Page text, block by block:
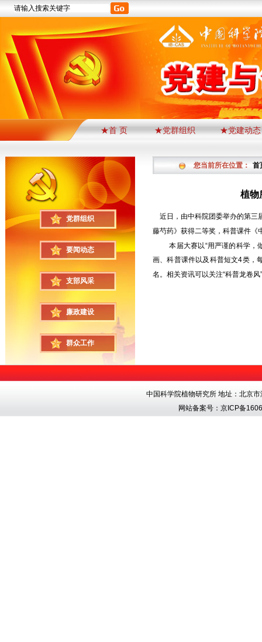
★首 页 ★党群组织 ★党建动态
党群组织
要闻动态
支部风采
廉政建设
群众工作
您当前所在位置： 首
植物
近日，由中科院团委举办的第三
藤芍药》获得二等奖，科普课件《
本届大赛以“用严谨的科学，
画、科普课件以及科普短文4类，
名。相关资讯可以关注“科普龙卷风
中国科学院植物研究所 地址：北京
网站备案号：京ICP备